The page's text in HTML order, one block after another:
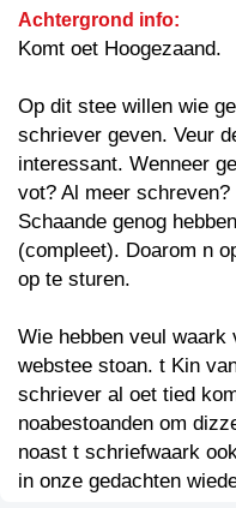
Achtergrond info:
Komt oet Hoogezaand.
Op dit stee willen wie
schriever geven. Veur
interessant. Wenneer
vot? Al meer
Schaande genog
(compleet). Doarom n
op te sturen.
Wie hebben veul waark
webstee stoan. t Kin
schriever al oet tied
noabestoanden om
noast t schriefwaark
in onze gedachten